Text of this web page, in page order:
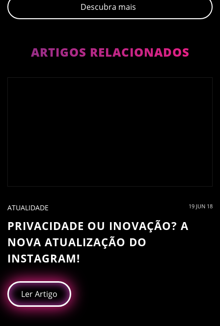
Descubra mais
ARTIGOS RELACIONADOS
ATUALIDADE 19 JUN 18
PRIVACIDADE OU INOVAÇÃO? A
NOVA ATUALIZAÇÃO DO
INSTAGRAM!
Ler Artigo